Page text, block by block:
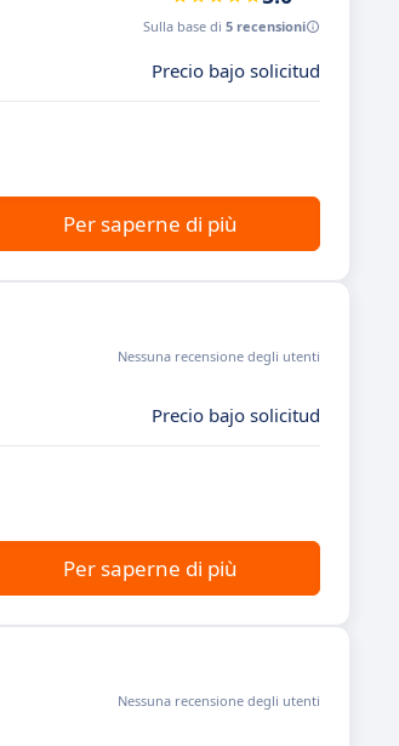
Sulla base di 5 recensioni
Precio bajo solicitud
Per saperne di più
Nessuna recensione degli utenti
Precio bajo solicitud
Per saperne di più
Nessuna recensione degli utenti